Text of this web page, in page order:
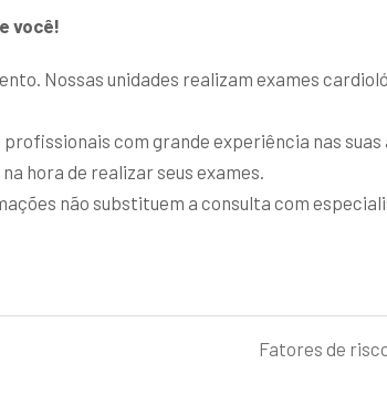
você!
Nossas unidades realizam exames
com grande experiência nas suas
hora de realizar seus exames.
não substituem a consulta com
Fatores de